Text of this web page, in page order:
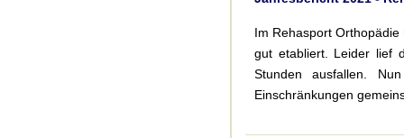
Im Rehasport
gut etabliert. Leider lief
Stunden ausfallen.
Einschränkungen